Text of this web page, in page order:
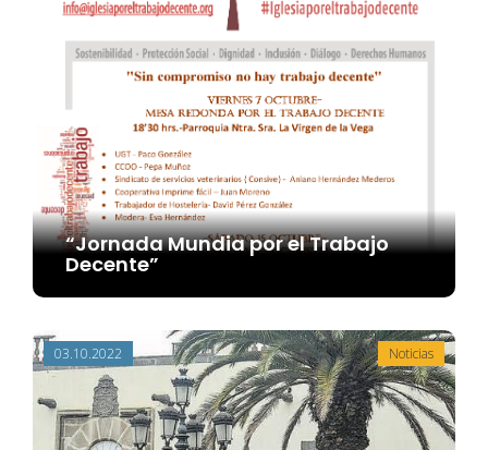
“Jornada Mundia por el Trabajo
Decente”
03.10.2022 Noticias